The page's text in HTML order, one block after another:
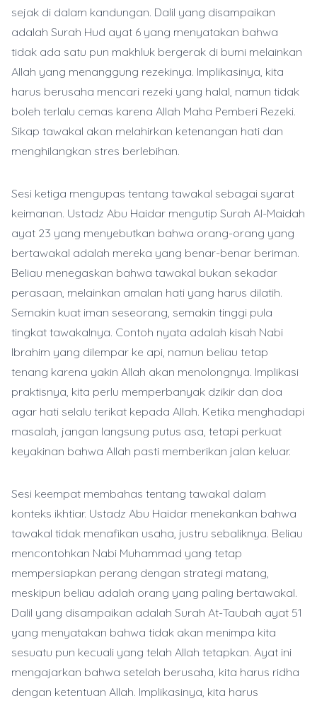
sejak di dalam kandungan. Dalil yang disampaikan
adalah Surah Hud ayat 6 yang menyatakan bahwa
tidak ada satu pun makhluk bergerak di bumi melainkan
Allah yang menanggung rezekinya. Implikasinya, kita
harus berusaha mencari rezeki yang halal, namun tidak
boleh terlalu cemas karena Allah Maha Pemberi Rezeki.
Sikap tawakal akan melahirkan ketenangan hati dan
menghilangkan stres berlebihan.
Sesi ketiga mengupas tentang tawakal sebagai syarat
keimanan. Ustadz Abu Haidar mengutip Surah Al-Maidah
ayat 23 yang menyebutkan bahwa orang-orang yang
bertawakal adalah mereka yang benar-benar beriman.
Beliau menegaskan bahwa tawakal bukan sekadar
perasaan, melainkan amalan hati yang harus dilatih.
Semakin kuat iman seseorang, semakin tinggi pula
tingkat tawakalnya. Contoh nyata adalah kisah Nabi
Ibrahim yang dilempar ke api, namun beliau tetap
tenang karena yakin Allah akan menolongnya. Implikasi
praktisnya, kita perlu memperbanyak dzikir dan doa
agar hati selalu terikat kepada Allah. Ketika menghadapi
masalah, jangan langsung putus asa, tetapi perkuat
keyakinan bahwa Allah pasti memberikan jalan keluar.
Sesi keempat membahas tentang tawakal dalam
konteks ikhtiar. Ustadz Abu Haidar menekankan bahwa
tawakal tidak menafikan usaha, justru sebaliknya. Beliau
mencontohkan Nabi Muhammad yang tetap
mempersiapkan perang dengan strategi matang,
meskipun beliau adalah orang yang paling bertawakal.
Dalil yang disampaikan adalah Surah At-Taubah ayat 51
yang menyatakan bahwa tidak akan menimpa kita
sesuatu pun kecuali yang telah Allah tetapkan. Ayat ini
mengajarkan bahwa setelah berusaha, kita harus ridha
dengan ketentuan Allah. Implikasinya, kita harus